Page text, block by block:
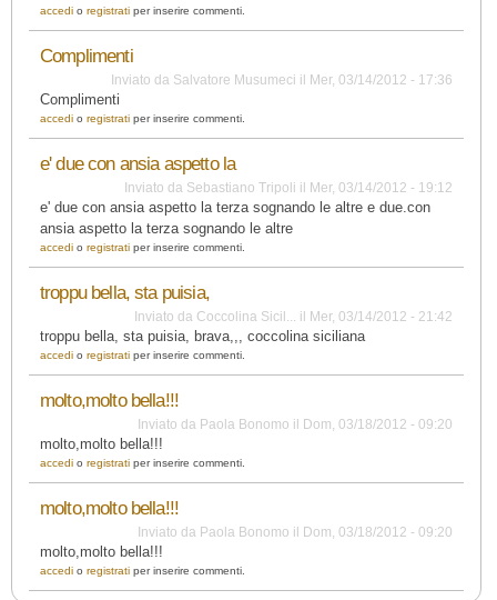
accedi o registrati per inserire commenti.
Complimenti
Inviato da Salvatore Musumeci il Mer, 03/14/2012 - 17:36
Complimenti
accedi o registrati per inserire commenti.
e' due con ansia aspetto la
Inviato da Sebastiano Tripoli il Mer, 03/14/2012 - 19:12
e' due con ansia aspetto la terza sognando le altre e due.con
ansia aspetto la terza sognando le altre
accedi o registrati per inserire commenti.
troppu bella, sta puisia,
Inviato da Coccolina Sicil... il Mer, 03/14/2012 - 21:42
troppu bella, sta puisia, brava,,, coccolina siciliana
accedi o registrati per inserire commenti.
molto,molto bella!!!
Inviato da Paola Bonomo il Dom, 03/18/2012 - 09:20
molto,molto bella!!!
accedi o registrati per inserire commenti.
molto,molto bella!!!
Inviato da Paola Bonomo il Dom, 03/18/2012 - 09:20
molto,molto bella!!!
accedi o registrati per inserire commenti.